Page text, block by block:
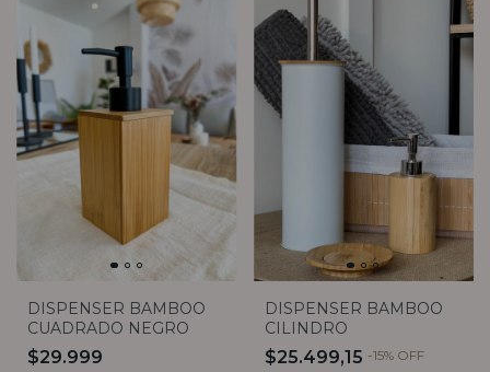
DISPENSER BAMBOO
CUADRADO NEGRO
$29.999
DISPENSER BAMBOO
CILINDRO
$25.499,15 -15% OFF